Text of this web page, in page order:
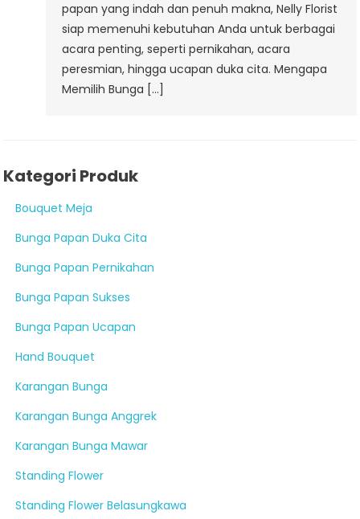
papan yang indah dan penuh makna, Nelly Florist
siap memenuhi kebutuhan Anda untuk berbagai
acara penting, seperti pernikahan, acara
peresmian, hingga ucapan duka cita. Mengapa
Memilih Bunga […]
Kategori Produk
Bouquet Meja
Bunga Papan Duka Cita
Bunga Papan Pernikahan
Bunga Papan Sukses
Bunga Papan Ucapan
Hand Bouquet
Karangan Bunga
Karangan Bunga Anggrek
Karangan Bunga Mawar
Standing Flower
Standing Flower Belasungkawa